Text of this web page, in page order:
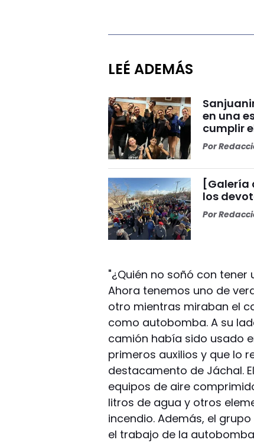
LEÉ ADEMÁS
en una
cumplir
Por
[Galería
los
Por
"¿Quién no soñó con
Ahora tenemos uno de
otro mientras miraban el
como autobomba. A su
camión había sido usado
primeros auxilios y que lo
destacamento de Jáchal.
equipos de aire
litros de agua y otros
incendio. Además, el
el trabajo de la